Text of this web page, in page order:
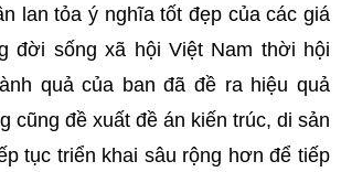
lan tỏa ý nghĩa tốt đẹp của các giá
đời sống xã hội Việt Nam thời hội
quả của ban đã đề ra hiệu quả
cũng đề xuất đề án kiến trúc, di sản
tục triển khai sâu rộng hơn để tiếp